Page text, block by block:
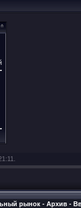
рынок - Архив -